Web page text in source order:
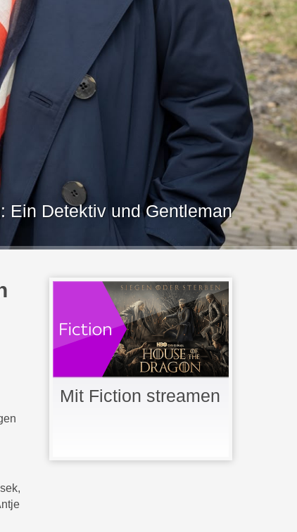
Ein Detektiv und Gentleman
Mit Fiction streamen